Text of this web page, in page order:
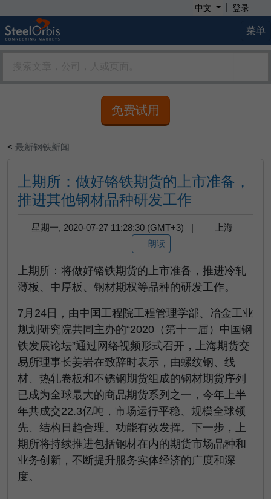
中文 | 登录
菜单
免费试用
< 最新钢铁新闻
上期所：做好铬铁期货的上市准备，
推进其他钢材品种研发工作
星期一, 2020-07-27 11:28:30 (GMT+3) | 上海
朗读
上期所：将做好铬铁期货的上市准备，推进冷轧
薄板、中厚板、钢材期权等品种的研发工作。
7月24日，由中国工程院工程管理学部、冶金工业
规划研究院共同主办的“2020（第十一届）中国钢
铁发展论坛”通过网络视频形式召开，上海期货交
易所理事长姜岩在致辞时表示，由螺纹钢、线
材、热轧卷板和不锈钢期货组成的钢材期货序列
已成为全球最大的商品期货系列之一，今年上半
年共成交22.3亿吨，市场运行平稳、规模全球领
先、结构日趋合理、功能有效发挥。下一步，上
期所将持续推进包括钢材在内的期货市场品种和
业务创新，不断提升服务实体经济的广度和深
度。